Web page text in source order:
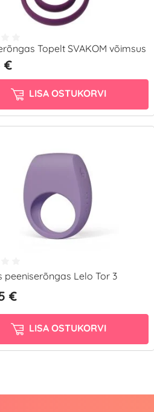
Topelt SVAKOM võimsus
€
LISA OSTUKORVI
peeniserõngas Lelo Tor 3
€
LISA OSTUKORVI